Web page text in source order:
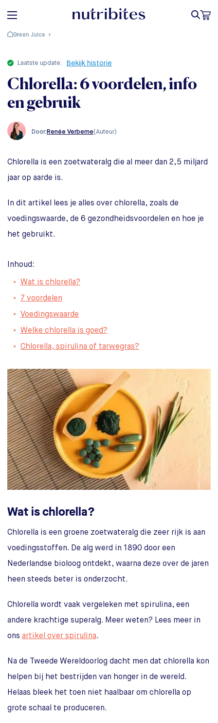
Green Juice
laatste update: Bekijk historie
Chlorella: 6 voordelen, info
en gebruik
Door: Renée Verberne(Auteur)
Chlorella is een zoetwateralg die al meer dan 2,5 miljard
jaar op aarde is.
In dit artikel lees je alles over chlorella, zoals de
voedingswaarde, de 6 gezondheidsvoordelen en hoe je
het gebruikt.
Inhoud:
Wat is chlorella?
7 voordelen
Voedingswaarde
Welke chlorella is goed?
Chlorella, spirulina of tarwegras?
Wat is chlorella?
Chlorella is een groene zoetwateralg die zeer rijk is aan
voedingsstoffen. De alg werd in 1890 door een
Nederlandse bioloog ontdekt, waarna deze over de jaren
heen steeds beter is onderzocht.
Chlorella wordt vaak vergeleken met spirulina, een
andere krachtige superalg. Meer weten? Lees meer in
ons artikel over spirulina.
Na de Tweede Wereldoorlog dacht men dat chlorella kon
helpen bij het bestrijden van honger in de wereld.
Helaas bleek het toen niet haalbaar om chlorella op
grote schaal te produceren.